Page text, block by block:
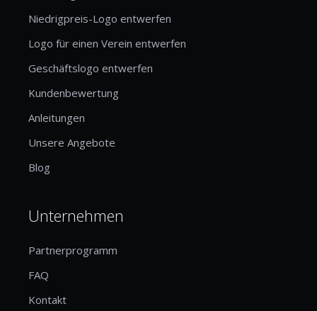
Niedrigpreis-Logo entwerfen
Logo für einen Verein entwerfen
Geschäftslogo entwerfen
Kundenbewertung
Anleitungen
Unsere Angebote
Blog
Unternehmen
Partnerprogramm
FAQ
Kontakt